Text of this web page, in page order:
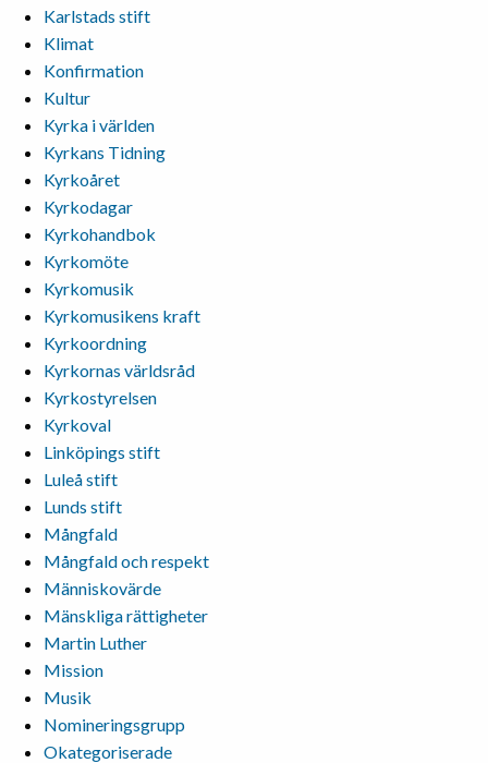
Karlstads stift
Klimat
Konfirmation
Kultur
Kyrka i världen
Kyrkans Tidning
Kyrkoåret
Kyrkodagar
Kyrkohandbok
Kyrkomöte
Kyrkomusik
Kyrkomusikens kraft
Kyrkoordning
Kyrkornas världsråd
Kyrkostyrelsen
Kyrkoval
Linköpings stift
Luleå stift
Lunds stift
Mångfald
Mångfald och respekt
Människovärde
Mänskliga rättigheter
Martin Luther
Mission
Musik
Nomineringsgrupp
Okategoriserade